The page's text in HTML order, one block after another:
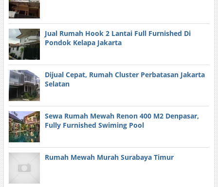
Jual Rumah Hook 2 Lantai Full Furnished Di
Pondok Kelapa Jakarta
Dijual Cepat, Rumah Cluster Perbatasan Jakarta
Selatan
Sewa Rumah Mewah Renon 400 M2 Denpasar,
Fully Furnished Swiming Pool
Rumah Mewah Murah Surabaya Timur